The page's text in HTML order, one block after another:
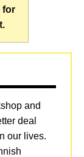
for
and
deal
our lives.